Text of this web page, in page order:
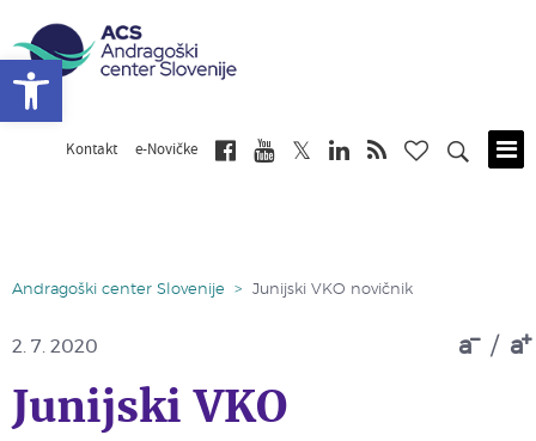
Kontakt e-Novičke
Andragoški center Slovenije > Junijski VKO novičnik
a / a
2. 7. 2020
Junijski VKO
Open toolbar